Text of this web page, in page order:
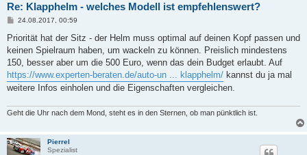
Re: Klapphelm - welches Modell ist empfehlenswert?
B
i
r
a
24.08.2017, 00:59
Priorität hat der Sitz - der Helm muss optimal auf deinen Kopf passen und
keinen Spielraum haben, um wackeln zu können. Preislich mindestens
150, besser aber um die 500 Euro, wenn das dein Budget erlaubt. Auf
https://www.experten-beraten.de/auto-un ... klapphelm/ kannst du ja mal
weitere Infos einholen und die Eigenschaften vergleichen.
Geht die Uhr nach dem Mond, steht es in den Sternen, ob man pünktlich ist.
Pierrel
Spezialist